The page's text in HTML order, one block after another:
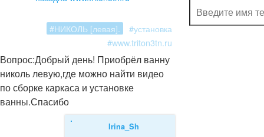
#НИКОЛЬ [левая].
#установка
#www.triton3tn.ru
Вопрос:Добрый день! Приобрёл ванну
николь левую,где можно найти видео
по сборке каркаса и установке
ванны.Спасибо
Irina_Sh